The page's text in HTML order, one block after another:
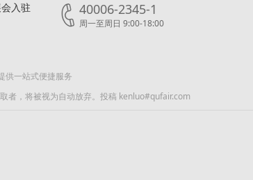
入驻 40006-2345-1
周一至周日 9:00-18:00
供一站式便捷服务
者，将被视为自动放弃。投稿 kenluo#qufair.com